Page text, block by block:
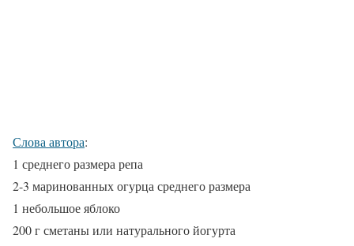
Слова автора:
1 среднего размера репа
2-3 маринованных огурца среднего размера
1 небольшое яблоко
200 г сметаны или натурального йогурта